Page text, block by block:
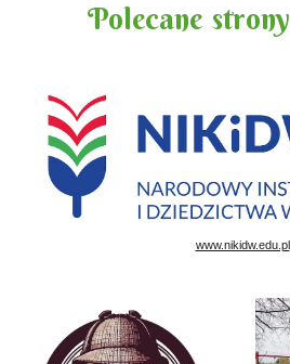
Polecane strony
www.nikidw.edu.pl